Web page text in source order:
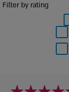
Filter by rating